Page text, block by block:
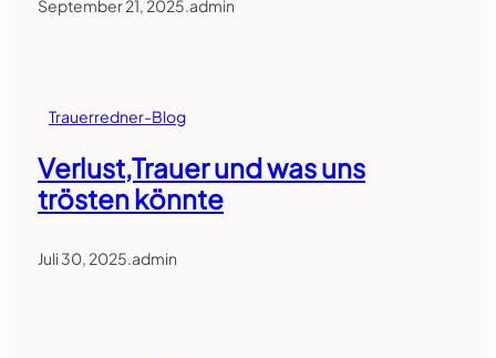
September 21, 2025.admin
Trauerredner-Blog
Verlust,Trauer und was uns
trösten könnte
Juli 30, 2025.admin